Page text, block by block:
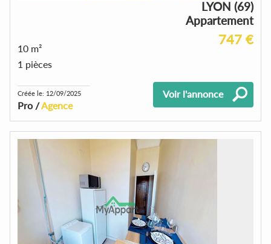
LYON (69)
Appartement
747 €
10 m²
1 pièces
Créée le: 12/09/2025
Pro /Agence
Voir l'annonce